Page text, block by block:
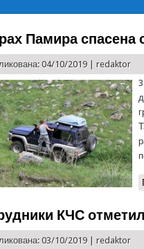
Памира
04/10/2019 |redaktor
КЧС
03/10/2019 |redaktor